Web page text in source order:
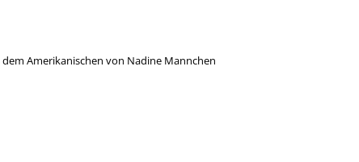
dem Amerikanischen von Nadine Mannchen